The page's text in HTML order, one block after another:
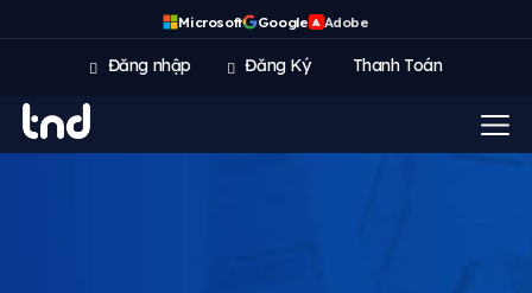
Microsoft Google A Adobe
Đăng nhập Đăng Ký Thanh Toán